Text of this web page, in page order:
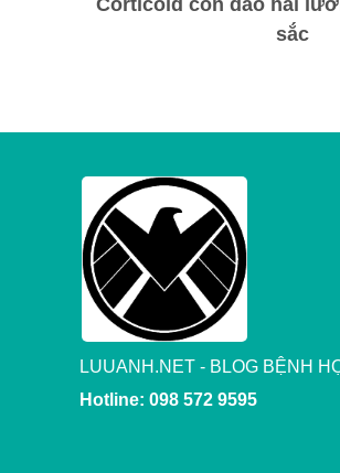
Corticoid con dao hai
sắc
LUUANH.NET - BLOG BỆNH
Hotline: 098 572 9595